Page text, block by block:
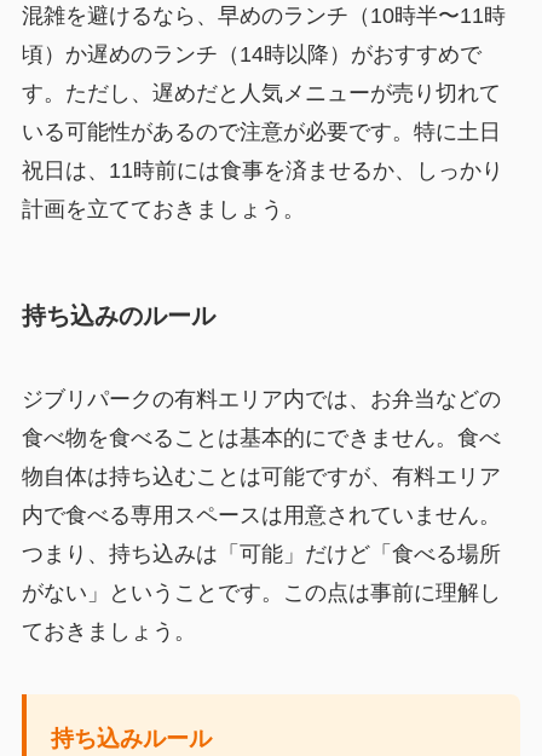
混雑を避けるなら、早めのランチ（10時半〜11時
頃）か遅めのランチ（14時以降）がおすすめで
す。ただし、遅めだと人気メニューが売り切れて
いる可能性があるので注意が必要です。特に土日
祝日は、11時前には食事を済ませるか、しっかり
計画を立てておきましょう。
持ち込みのルール
ジブリパークの有料エリア内では、お弁当などの
食べ物を食べることは基本的にできません。食べ
物自体は持ち込むことは可能ですが、有料エリア
内で食べる専用スペースは用意されていません。
つまり、持ち込みは「可能」だけど「食べる場所
がない」ということです。この点は事前に理解し
ておきましょう。
持ち込みルール